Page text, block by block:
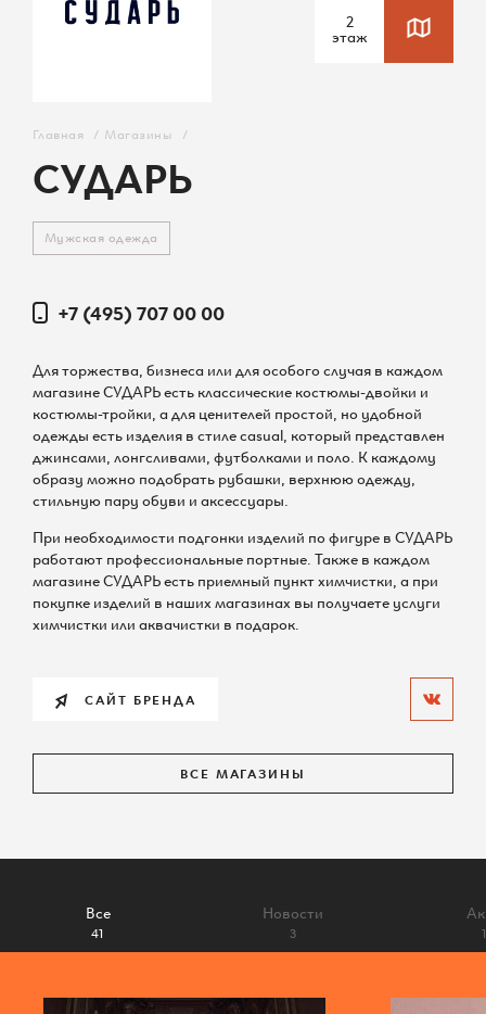
Вакансии
Контакты
+7 (495) 542 44 55
Администрация ТЦ
info@raikinplaza.ru
По всем вопросам
Шереметьевская д.6, к.1
КАК ДОБРАТЬСЯ
Главная / Магазины /
СУДАРЬ
Мужская одежда
+7 (495) 707 00 00
2
этаж
Для торжества, бизнеса или для особого случая в каждом
магазине СУДАРЬ есть классические костюмы-двойки и
костюмы-тройки, а для ценителей простой, но удобной
одежды есть изделия в стиле casual, который представлен
джинсами, лонгсливами, футболками и поло. К каждому
образу можно подобрать рубашки, верхнюю одежду,
стильную пару обуви и аксессуары.
При необходимости подгонки изделий по фигуре в СУДАРЬ
работают профессиональные портные. Также в каждом
магазине СУДАРЬ есть приемный пункт химчистки, а при
покупке изделий в наших магазинах вы получаете услуги
химчистки или аквачистки в подарок.
САЙТ БРЕНДА
ВСЕ МАГАЗИНЫ
Все
41
Новости
3